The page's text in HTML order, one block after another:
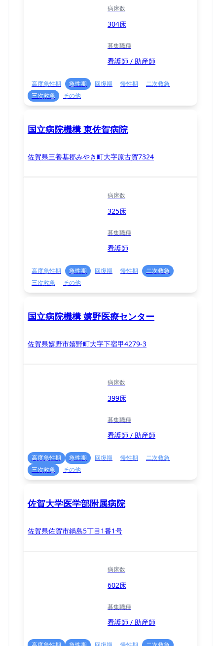
病床数
304床
募集職種
看護師 / 助産師
高度急性期 急性期 回復期 慢性期
二次救急
三次救急
その他
国立病院機構 東佐賀病院
佐賀県三養基郡みやき町大字原古賀7324
病床数
325床
募集職種
看護師
高度急性期 急性期 回復期 慢性期
二次救急
三次救急
その他
国立病院機構 嬉野医療センター
佐賀県嬉野市嬉野町大字下宿甲4279-3
病床数
399床
募集職種
看護師 / 助産師
高度急性期 急性期 回復期 慢性期
二次救急
三次救急
その他
佐賀大学医学部附属病院
佐賀県佐賀市鍋島5丁目1番1号
病床数
602床
募集職種
看護師 / 助産師